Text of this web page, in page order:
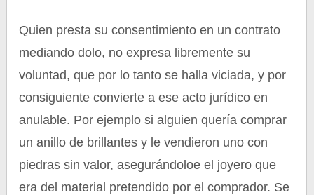
Quien presta su consentimiento en un contrato
mediando dolo, no expresa libremente su
voluntad, que por lo tanto se halla viciada, y por
consiguiente convierte a ese acto jurídico en
anulable. Por ejemplo si alguien quería comprar
un anillo de brillantes y le vendieron uno con
piedras sin valor, asegurándoloe el joyero que
era del material pretendido por el comprador. Se